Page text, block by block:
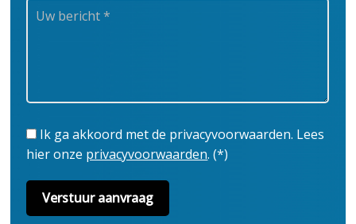
Ik ga akkoord met de privacyvoorwaarden. Lees
hier onze privacyvoorwaarden. (*)